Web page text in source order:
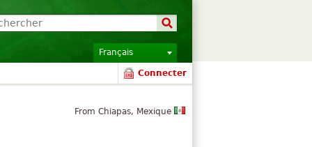
Français
Connecter
From Chiapas, Mexique